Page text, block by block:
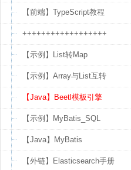
【前端】TypeScript教程
++++++++++++++++++
【示例】List转Map
【示例】Array与List互转
【Java】Beetl模板引擎
【示例】MyBatis_SQL
【Java】MyBatis
【外链】Elasticsearch手册